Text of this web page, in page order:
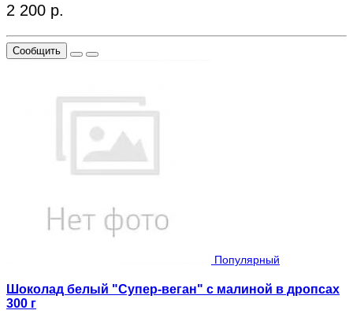
2 200 р.
Сообщить
Популярный
Шоколад белый "Супер-веган" с малиной в дропсах
300 г